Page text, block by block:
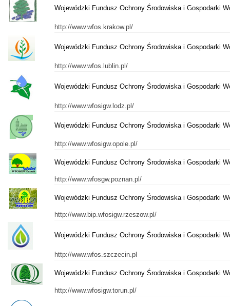
Wojewódzki Fundusz Ochrony Środowiska i Gospodarki
http://www.wfos.krakow.pl/
Wojewódzki Fundusz Ochrony Środowiska i Gospodarki
http://www.wfos.lublin.pl/
Wojewódzki Fundusz Ochrony Środowiska i Gospodarki
http://www.wfosigw.lodz.pl/
Wojewódzki Fundusz Ochrony Środowiska i Gospodarki
http://www.wfosigw.opole.pl/
Wojewódzki Fundusz Ochrony Środowiska i Gospodarki
http://www.wfosgw.poznan.pl/
Wojewódzki Fundusz Ochrony Środowiska i Gospodarki
http://www.bip.wfosigw.rzeszow.pl/
Wojewódzki Fundusz Ochrony Środowiska i Gospodarki
http://www.wfos.szczecin.pl
Wojewódzki Fundusz Ochrony Środowiska i Gospodarki
http://www.wfosigw.torun.pl/